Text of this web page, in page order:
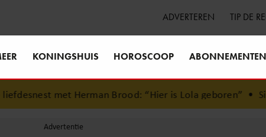
ADVERTEREN TIP DE
KONINGSHUIS HOROSCOOP ABONNEMENTEN
met Herman Brood: “Hier is Lola geboren”•